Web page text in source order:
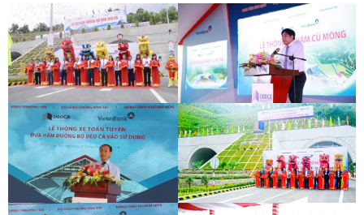
LỄ THÔNG HẦM ĐÈO CẢ LỄ THÔNG HẦM CÙ MÔNG